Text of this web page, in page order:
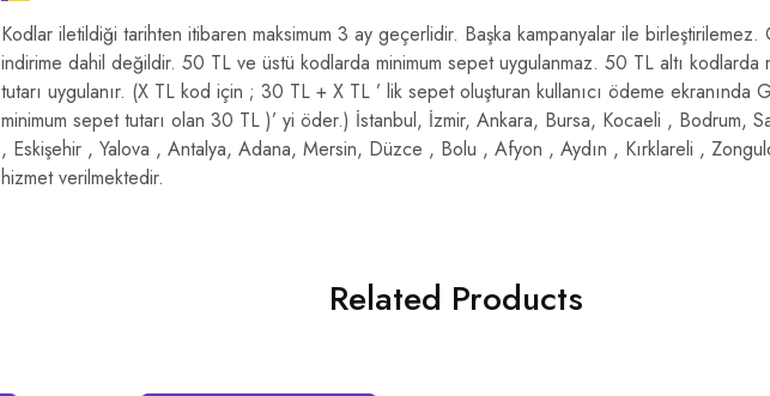
Kodlar iletildiği tarihten itibaren maksimum 3 ay geçerlidir. Başka kampanyalar ile birleştirilemez.
indirime dahil değildir. 50 TL ve üstü kodlarda minimum sepet uygulanmaz. 50 TL altı kodlarda
tutarı uygulanır. (X TL kod için ; 30 TL + X TL ’ lik sepet oluşturan kullanıcı ödeme ekranında
minimum sepet tutarı olan 30 TL )’ yi öder.) İstanbul, İzmir, Ankara, Bursa, Kocaeli , Bodrum,
, Eskişehir , Yalova , Antalya, Adana, Mersin, Düzce , Bolu , Afyon , Aydın , Kırklareli ,
hizmet verilmektedir.
Related Products